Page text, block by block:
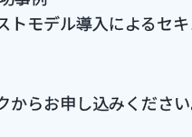
トモデル導入によるセ
からお申し込みください